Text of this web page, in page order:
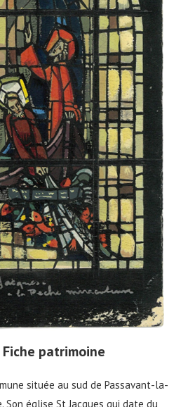
patrimoine
située au sud de Passavant-la-
Son église St Jacques qui date du